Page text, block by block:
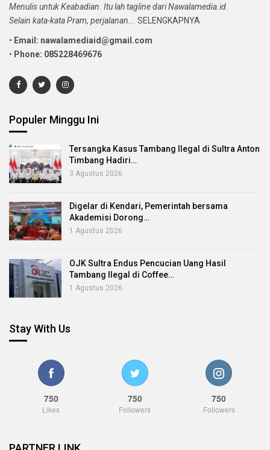
Menulis untuk Keabadian. Itu lah tagline dari Nawalamedia.id.
Selain kata-kata Pram, perjalanan...
SELENGKAPNYA
• Email: nawalamediaid@gmail.com
• Phone: 085228469676
Populer Minggu Ini
Tersangka Kasus Tambang Ilegal di Sultra Anton
Timbang Hadiri…
3 Agustus 2026
Digelar di Kendari, Pemerintah bersama
Akademisi Dorong…
1 Agustus 2026
OJK Sultra Endus Pencucian Uang Hasil
Tambang Ilegal di Coffee…
1 Agustus 2026
Stay With Us
750
Likes
750
Followers
750
Followers